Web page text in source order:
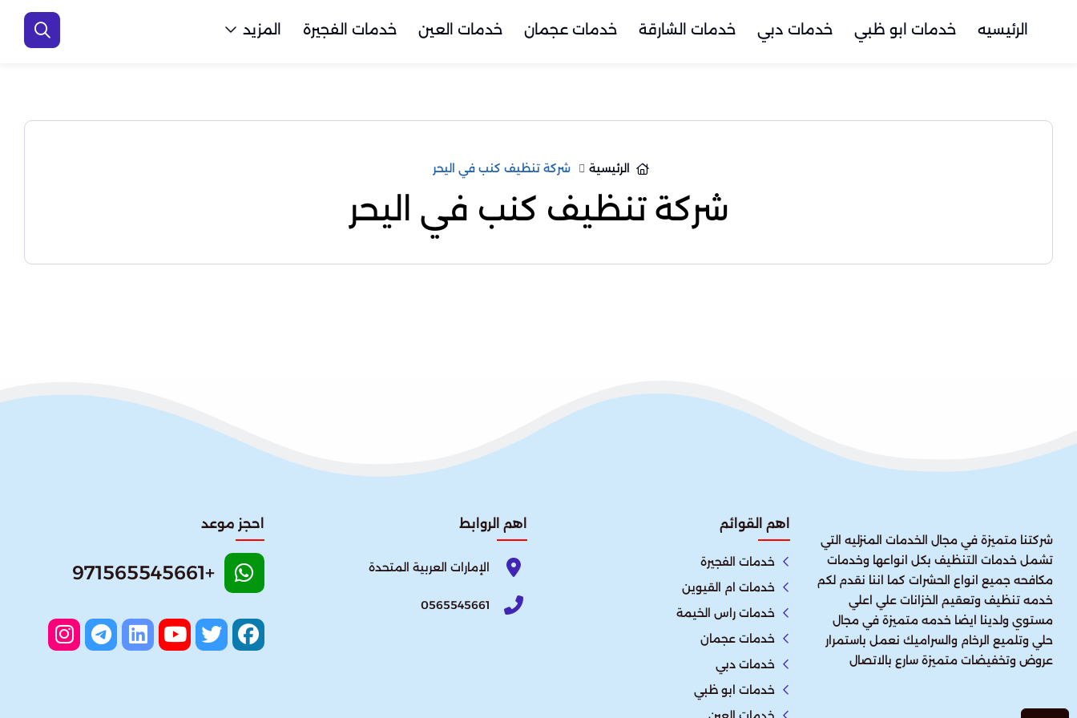
الرئيسيه خدمات ابو ظبي خدمات دبي خدمات الشارقة خدمات عجمان خدمات العين خدمات الفجيرة المزيد
الرئيسية شركة تنظيف كنب في اليحر
شركة تنظيف كنب في اليحر
شركتنا متميزة في مجال الخدمات المنزليه التي
تشمل خدمات التنظيف بكل انواعها وخدمات
مكافحه جميع انواع الحشرات كما اننا نقدم لكم
خدمه تنظيف وتعقيم الخزانات علي اعلي
مستوي ولدينا ايضا خدمه متميزة في مجال
حلي وتلميع الرخام والسراميك نعمل باستمرار
عروض وتخفيضات متميزة سارع بالاتصال
اهم القوائم
خدمات الفجيرة
خدمات ام القيوين
خدمات راس الخيمة
خدمات عجمان
خدمات دبي
خدمات ابو ظبي
اهم الروابط
الإمارات العربية المتحدة​
0565545661
احجز موعد
+971565545661